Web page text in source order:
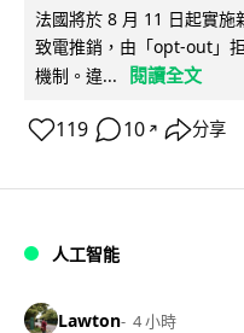
法國將於 8 月 11 日起實施
致電推銷，由「opt-out」
機制。違...
閱讀全文
119 10 ↗ 分享
人工智能
Lawton 4 小時